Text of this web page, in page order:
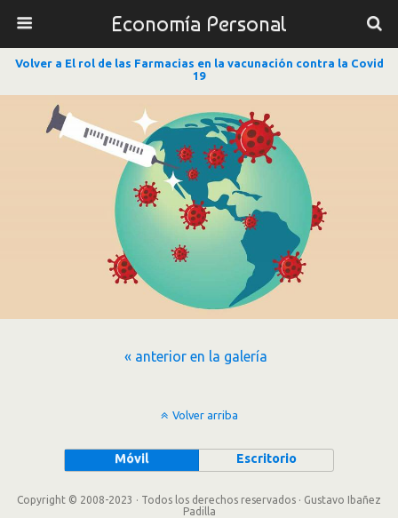
Economía Personal
Volver a El rol de las Farmacias en la vacunación contra la Covid
19
« anterior en la galería
Volver arriba
Móvil Escritorio
Copyright © 2008-2023 · Todos los derechos reservados · Gustavo Ibañez
Padilla